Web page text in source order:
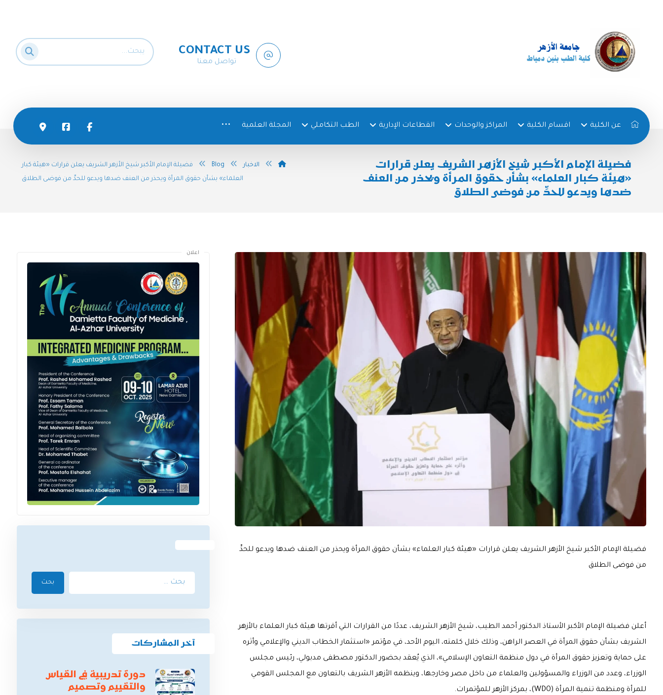
CONTACT US
تواصل معنا
عن الكلية اقسام الكلية المراكز والوحدات القطاعات الإدارية الطب التكاملي المجلة العلمية
فضيلة الإمام الأكبر شيخ الأزهر الشريف يعلن قرارات
«هيئة كبار العلماء» بشأن حقوق المرأة ويحذر من العنف
ضدها ويدعو للحدِّ من فوضى الطلاق
الاخبار Blog
فضيلة الإمام الأكبر شيخ الأزهر الشريف يعلن قرارات «هيئة كبار
العلماء» بشأن حقوق المرأة ويحذر من العنف ضدها ويدعو للحدِّ من فوضى الطلاق
فضيلة الإمام الأكبر شيخ الأزهر الشريف يعلن قرارات «هيئة كبار العلماء» بشأن حقوق المرأة ويحذر من العنف ضدها ويدعو للحدِّ
من فوضى الطلاق
أعلن فضيلة الإمام الأكبر الأستاذ الدكتور أحمد الطيب، شيخ الأزهر الشريف، عددًا من القرارات التي أقرتها هيئة كبار العلماء بالأزهر
الشريف بشأن حقوق المرأة في العصر الراهن، وذلك خلال كلمته، اليوم الأحد، في مؤتمر «استثمار الخطاب الديني والإعلامي وأثره
على حماية وتعزيز حقوق المرأة في دول منظمة التعاون الإسلامي»، الذي يُعقد بحضور الدكتور مصطفى مدبولي، رئيس مجلس
الوزراء، وعدد من الوزراء والمسؤولين والعلماء من داخل مصر وخارجها، وينظمه الأزهر الشريف بالتعاون مع المجلس القومي
للمرأة ومنظمة تنمية المرأة (WDO)، بمركز الأزهر للمؤتمرات.
اعلان
بحث
آخر المشاركات
دورة تدريبية في القياس
والتقييم وتصميم